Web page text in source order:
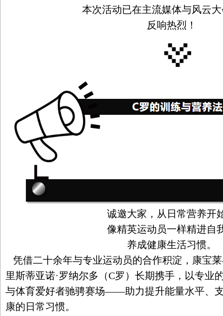
本次活动已在主流媒体与风云
反响热烈！
诚邀大家，从日常营养开
像精英运动员一样精进自
养成健康生活习惯。
凭借二十余年与专业运动员的合作积淀，康宝
里斯蒂亚诺·罗纳尔多（C罗）长期携手，以专业
与体育爱好者驰骋赛场——助力提升能量水平、
康的日常习惯。